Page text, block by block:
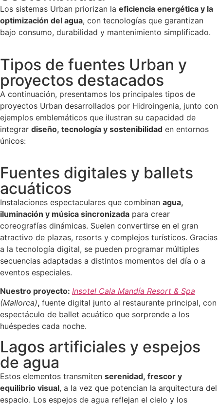
Los sistemas Urban priorizan la eficiencia energética y la
optimización del agua, con tecnologías que garantizan
bajo consumo, durabilidad y mantenimiento simplificado.
Tipos de fuentes Urban y
proyectos destacados
A continuación, presentamos los principales tipos de
proyectos Urban desarrollados por Hidroingenia, junto con
ejemplos emblemáticos que ilustran su capacidad de
integrar diseño, tecnología y sostenibilidad en entornos
únicos:
Fuentes digitales y ballets
acuáticos
Instalaciones espectaculares que combinan agua,
iluminación y música sincronizada para crear
coreografías dinámicas. Suelen convertirse en el gran
atractivo de plazas, resorts y complejos turísticos. Gracias
a la tecnología digital, se pueden programar múltiples
secuencias adaptadas a distintos momentos del día o a
eventos especiales.
Nuestro proyecto: Insotel Cala Mandía Resort & Spa
(Mallorca), fuente digital junto al restaurante principal, con
espectáculo de ballet acuático que sorprende a los
huéspedes cada noche.
Lagos artificiales y espejos
de agua
Estos elementos transmiten serenidad, frescor y
equilibrio visual, a la vez que potencian la arquitectura del
espacio. Los espejos de agua reflejan el cielo y los